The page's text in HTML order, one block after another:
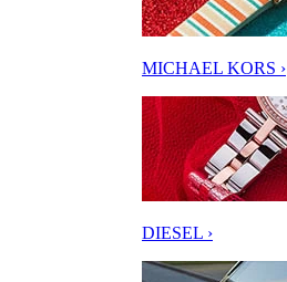
MICHAEL KORS ›
DIESEL ›